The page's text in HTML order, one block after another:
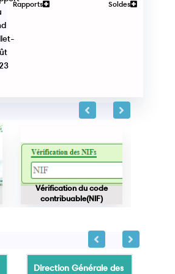
Rapports Soldes
Vérification du code
contribuable(NIF)
Direction Générale des